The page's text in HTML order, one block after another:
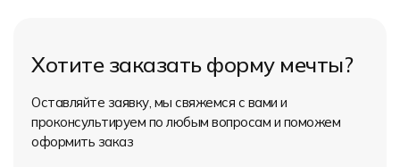
Хотите заказать форму мечты?
Оставляйте заявку, мы свяжемся с вами и
проконсультируем по любым вопросам и поможем
оформить заказ